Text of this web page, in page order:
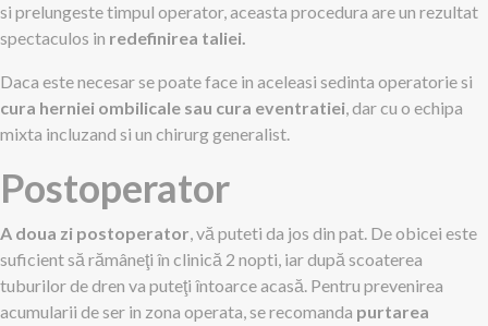
si prelungeste timpul operator, aceasta procedura are un rezultat
spectaculos in redefinirea taliei.
Daca este necesar se poate face in aceleasi sedinta operatorie si
cura herniei ombilicale sau cura eventratiei, dar cu o echipa
mixta incluzand si un chirurg generalist.
Postoperator
A doua zi postoperator, vă puteti da jos din pat. De obicei este
suficient să rămâneţi în clinică 2 nopti, iar după scoaterea
tuburilor de dren va puteţi întoarce acasă. Pentru prevenirea
acumularii de ser in zona operata, se recomanda purtarea